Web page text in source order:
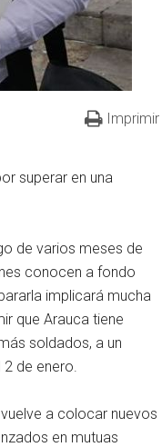
Imprimir
superar en una
de varios meses de
conocen a fondo
implicará mucha
que Arauca tiene
soldados, a un
de enero.
a colocar nuevos
en mutuas